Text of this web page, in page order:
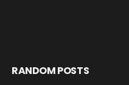
RANDOM POSTS